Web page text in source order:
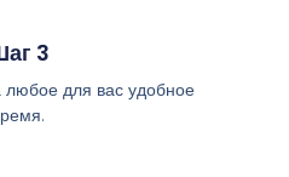
3
любое для вас удобное